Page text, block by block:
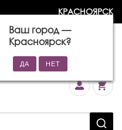
КРАСНОЯРСК
Ваш город —
Красноярск?
(бесплатно)